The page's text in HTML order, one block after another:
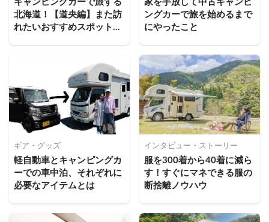
キャンピングカーで旅する
北海道！【道央編】また訪
れたいおすすめスポット11
家を手放して中古キャンピ
ングカーで旅を始めるまで
にやったこと
ギア・グッズ
軽自動車とキャンピングカ
ーでの車中泊、それぞれに
必要なアイテムとは
インタビュー・ストーリー
服を300着から40着に減ら
す！すぐにマネできる服の
断捨離ノウハウ